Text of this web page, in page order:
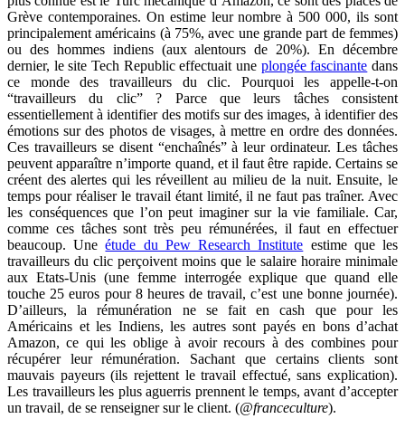
Grève contemporaines. On estime leur nombre à 500 000, ils sont
principalement américains (à 75%, avec une grande part de femmes)
ou des hommes indiens (aux alentours de 20%). En décembre
dernier, le site Tech Republic effectuait une plongée fascinante dans
ce monde des travailleurs du clic. Pourquoi les appelle-t-on
“travailleurs du clic” ? Parce que leurs tâches consistent
essentiellement à identifier des motifs sur des images, à identifier des
émotions sur des photos de visages, à mettre en ordre des données.
Ces travailleurs se disent “enchaînés” à leur ordinateur. Les tâches
peuvent apparaître n’importe quand, et il faut être rapide. Certains se
créent des alertes qui les réveillent au milieu de la nuit. Ensuite, le
temps pour réaliser le travail étant limité, il ne faut pas traîner. Avec
les conséquences que l’on peut imaginer sur la vie familiale. Car,
comme ces tâches sont très peu rémunérées, il faut en effectuer
beaucoup. Uneétude du Pew Research Institute estime que les
travailleurs du clic perçoivent moins que le salaire horaire minimale
aux Etats-Unis (une femme interrogée explique que quand elle
touche 25 euros pour 8 heures de travail, c’est une bonne journée).
D’ailleurs, la rémunération ne se fait en cash que pour les
Américains et les Indiens, les autres sont payés en bons d’achat
Amazon, ce qui les oblige à avoir recours à des combines pour
récupérer leur rémunération. Sachant que certains clients sont
mauvais payeurs (ils rejettent le travail effectué, sans explication).
Les travailleurs les plus aguerris prennent le temps, avant d’accepter
un travail, de se renseigner sur le client. (@franceculture).